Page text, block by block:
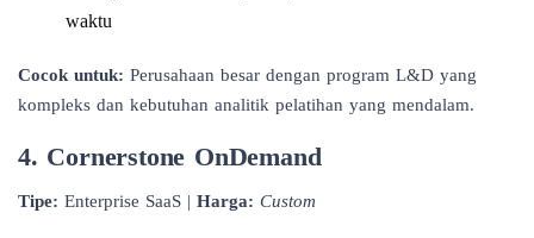
waktu
Cocok untuk: Perusahaan besar dengan program L&D yang
kompleks dan kebutuhan analitik pelatihan yang mendalam.
4. Cornerstone OnDemand
Tipe: Enterprise SaaS | Harga: Custom